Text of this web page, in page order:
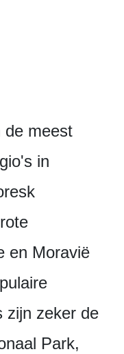
de meest
in
en Moravië
zijn zeker de
Park,